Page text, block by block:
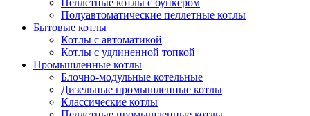
Пеллетные котлы с бункером
Полуавтоматические пеллетные котлы
Бытовые котлы
Котлы с автоматикой
Котлы с удлиненной топкой
Промышленные котлы
Блочно-модульные котельные
Дизельные промышленные котлы
Классические котлы